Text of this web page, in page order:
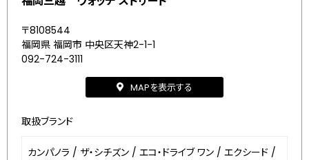
〒8108544
福岡県 福岡市 中央区天神2-1-1
092-724-3111
MAPを表示する
取扱ブランド
カンパノラ / ザ・シチズン / エコ・ドライブ ワン / エクシード /